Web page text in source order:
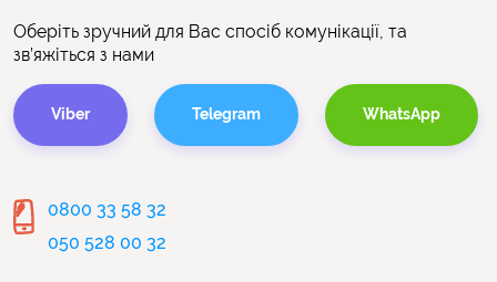
Оберіть зручний для Вас спосіб комунікації, та
зв’яжіться з нами
Viber Telegram WhatsApp
0800 33 58 32
050 528 00 32